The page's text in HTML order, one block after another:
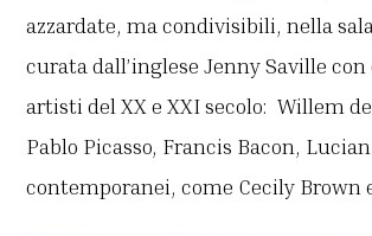
azzardate, ma condivisibili, nella
curata dall’inglese Jenny Saville con
artisti del XX e XXI secolo: Willem
Pablo Picasso, Francis Bacon,
contemporanei, come Cecily Brown